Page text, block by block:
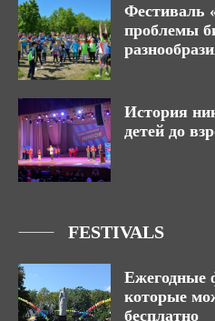
Фестиваль
проблемы
История
детей до
FESTIVALS
Ежегодные
которые
бесплатно